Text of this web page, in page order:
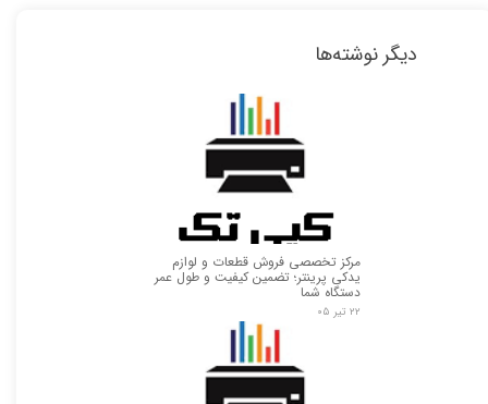
دیگر نوشته‌ها
مرکز تخصصی فروش قطعات و لوازم
یدکی پرینتر؛ تضمین کیفیت و طول عمر
دستگاه شما
۲۲ تیر ۰۵